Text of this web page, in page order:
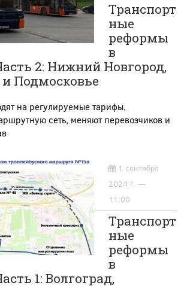
Транспорт
ные
реформы
в
2: Нижний Новгород,
Подмосковье
на регулируемые тарифы,
сеть, меняют перевозчиков и
1 сентября
2024 г. —
11:00
Транспорт
ные
реформы
в
1: Волгоград,